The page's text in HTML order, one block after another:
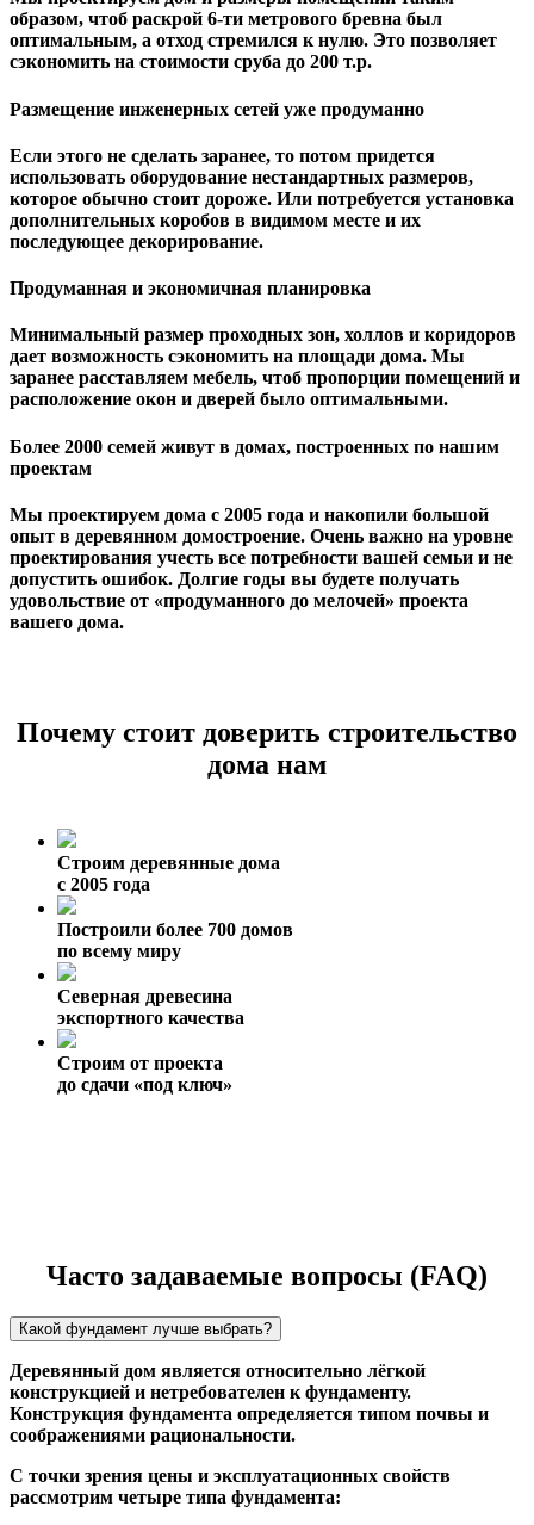
образом, чтоб раскрой 6-ти метрового бревна был
оптимальным, а отход стремился к нулю. Это позволяет
сэкономить на стоимости сруба до 200 т.р.
Размещение инженерных сетей уже продуманно
Если этого не сделать заранее, то потом придется
использовать оборудование нестандартных размеров,
которое обычно стоит дороже. Или потребуется установка
дополнительных коробов в видимом месте и их
последующее декорирование.
Продуманная и экономичная планировка
Минимальный размер проходных зон, холлов и коридоров
дает возможность сэкономить на площади дома. Мы
заранее расставляем мебель, чтоб пропорции помещений и
расположение окон и дверей было оптимальными.
Более 2000 семей живут в домах, построенных по нашим
проектам
Мы проектируем дома с 2005 года и накопили большой
опыт в деревянном домостроение. Очень важно на уровне
проектирования учесть все потребности вашей семьи и не
допустить ошибок. Долгие годы вы будете получать
удовольствие от «продуманного до мелочей» проекта
вашего дома.
Почему стоит доверить строительство
дома нам
Строим деревянные дома
с 2005 года
Построили более 700 домов
по всему миру
Северная древесина
экспортного качества
Строим от проекта
до сдачи «под ключ»
Часто задаваемые вопросы (FAQ)
Какой фундамент лучше выбрать?
Деревянный дом является относительно лёгкой
конструкцией и нетребователен к фундаменту.
Конструкция фундамента определяется типом почвы и
соображениями рациональности.
С точки зрения цены и эксплуатационных свойств
рассмотрим четыре типа фундамента: